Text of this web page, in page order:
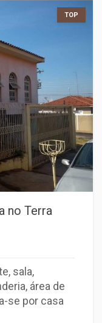
TOP
no Terra
sala,
área de
se por casa